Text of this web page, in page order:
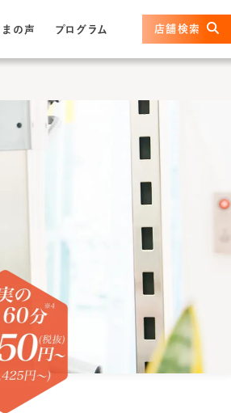
の声 プログラム 店舗検索